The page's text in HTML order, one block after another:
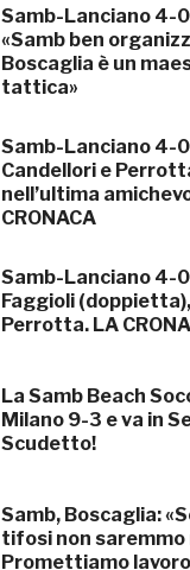
Samb-Lanciano 4-
«Samb ben
Boscaglia è un
tattica»
Samb-Lanciano 4-
Candellori e
nell’ultima
CRONACA
Samb-Lanciano 4-
Faggioli
Perrotta. LA
La Samb Beach
Milano 9-3 e va in
Scudetto!
Samb, Boscaglia:
tifosi non saremmo
Promettiamo